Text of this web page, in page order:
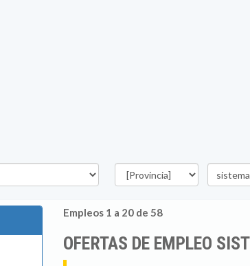
Provincia
Palabra
clave
Empleos 1 a 20 de 58
OFERTAS DE EMPLEO